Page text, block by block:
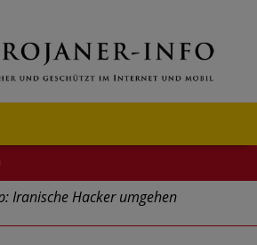
Iranische Hacker umgehen